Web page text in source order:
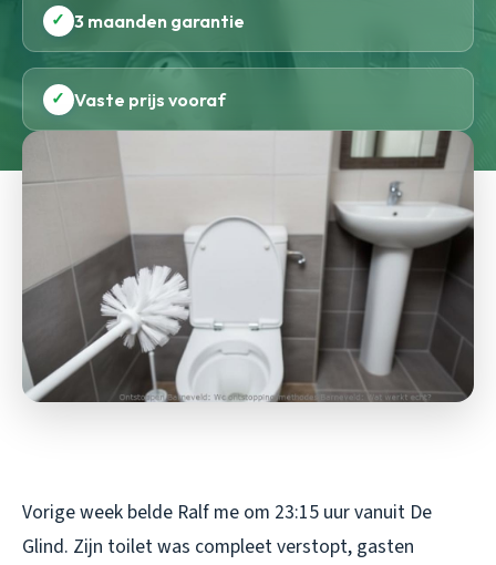
✓ 3 maanden garantie
✓ Vaste prijs vooraf
Vorige week belde Ralf me om 23:15 uur vanuit De
Glind. Zijn toilet was compleet verstopt, gasten